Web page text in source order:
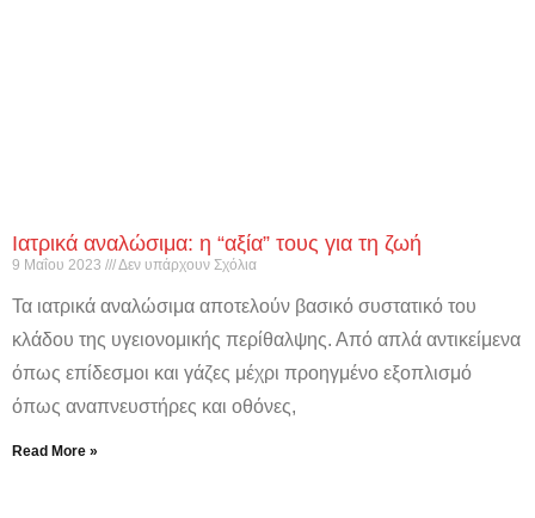
Ιατρικά αναλώσιμα: η “αξία” τους για τη ζωή
9 Μαΐου 2023 Δεν υπάρχουν Σχόλια
Τα ιατρικά αναλώσιμα αποτελούν βασικό συστατικό του
κλάδου της υγειονομικής περίθαλψης. Από απλά αντικείμενα
όπως επίδεσμοι και γάζες μέχρι προηγμένο εξοπλισμό
όπως αναπνευστήρες και οθόνες,
Read More »